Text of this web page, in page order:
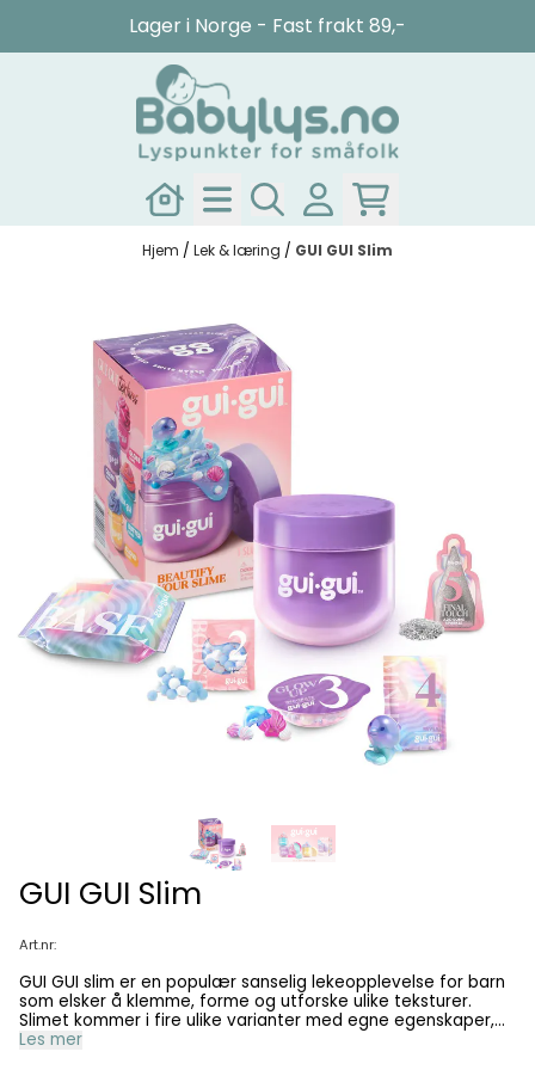
Hopp til innholdLager i Norge - Fast frakt 89,-
Hjem / Lek & læring / GUI GUI Slim
GUI GUI Slim
Art.nr:
GUI GUI slim er en populær sanselig lekeopplevelse for barn
som elsker å klemme, forme og utforske ulike teksturer.
Slimet kommer i fire ulike varianter med egne egenskaper,
slik at barnet kan finne sin favoritt. Produktet selges
Les mer